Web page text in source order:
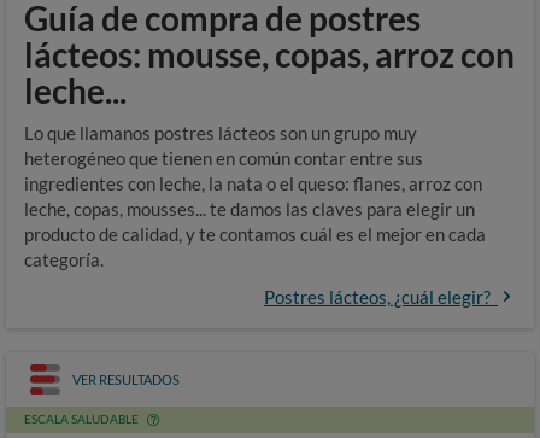
Guía de compra de postres
lácteos: mousse, copas, arroz con
leche...
Lo que llamanos postres lácteos son un grupo muy
heterogéneo que tienen en común contar entre sus
ingredientes con leche, la nata o el queso: flanes, arroz con
leche, copas, mousses... te damos las claves para elegir un
producto de calidad, y te contamos cuál es el mejor en cada
categoría.
Postres lácteos, ¿cuál elegir?
VER RESULTADOS
ESCALA SALUDABLE